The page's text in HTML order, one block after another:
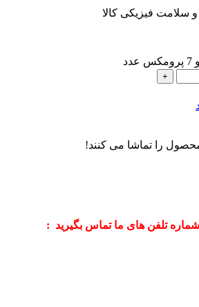
و سلامت فیزیکی کالا
را تماشا می کنند!
تلفن های ما تماس بگیرید :